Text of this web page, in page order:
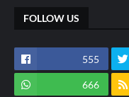
FOLLOW US
555
666